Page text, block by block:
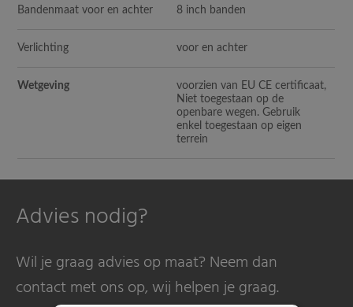
Bandenmaat voor en achter 8 inch banden
Verlichting voor en achter
Wetgeving
voorzien van EU CE certificaat,
Niet toegestaan op de
openbare wegen. Gebruik
enkel toegestaan op eigen
terrein
Advies nodig?
Wil je graag advies op maat? Neem dan
contact met ons op, wij helpen je graag.